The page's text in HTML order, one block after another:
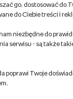
Empiku
go, dostosować do
do Ciebie treści i
niezbędne do
serwisu - są także
poprawi Twoje